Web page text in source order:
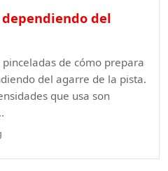
del
de cómo prepara
del agarre de la pista.
que usa son